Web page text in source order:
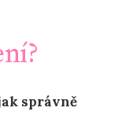
správně